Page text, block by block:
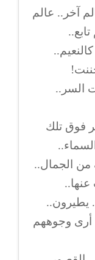
آخر.. عالم
السر..
فوق تلك
الجمال..
يطيرون..
أرى وجوههم